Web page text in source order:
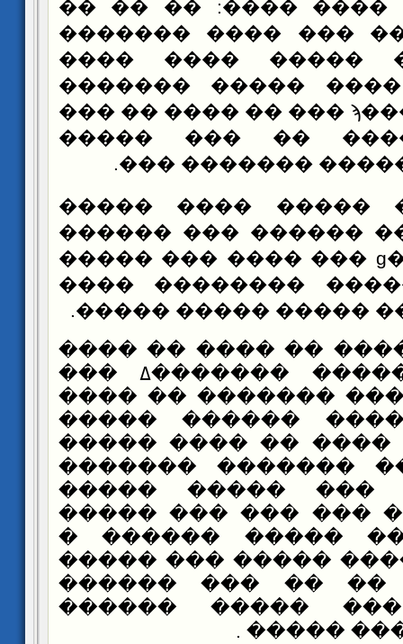
����� �� ����
���� ������� ���
����� ���� �����
����� ��� ����
������ ������ϡ ��� �� ���� �� ���
�� ���� ���� ��
������� �� �����
���� ��� �����
����� ������
���� ��� ���ɡ ��� ���� ��� �����
����� � ������
����� ��� ��� �����
��� ��� ���� ��
�������ߡ ���
����� �������
��� ��� �����
������ ��� ���� ��
������ ����
����� ��� ���
������ ���� ���
��� ���� ��
������ �� ����
�� ������ �� ��
�������� ���
�����